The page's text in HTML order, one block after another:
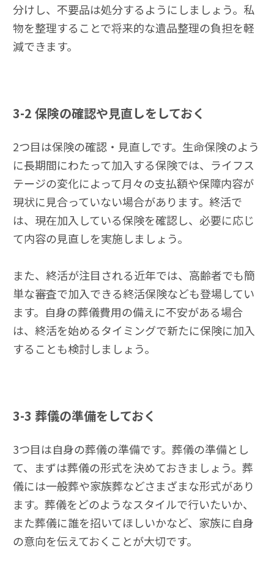
分けし、不要品は処分するようにしましょう。私
物を整理することで将来的な遺品整理の負担を軽
減できます。
3-2 保険の確認や見直しをしておく
2つ目は保険の確認・見直しです。生命保険のよう
に長期間にわたって加入する保険では、ライフス
テージの変化によって月々の支払額や保障内容が
現状に見合っていない場合があります。終活で
は、現在加入している保険を確認し、必要に応じ
て内容の見直しを実施しましょう。
また、終活が注目される近年では、高齢者でも簡
単な審査で加入できる終活保険なども登場してい
ます。自身の葬儀費用の備えに不安がある場合
は、終活を始めるタイミングで新たに保険に加入
することも検討しましょう。
3-3 葬儀の準備をしておく
3つ目は自身の葬儀の準備です。葬儀の準備とし
て、まずは葬儀の形式を決めておきましょう。葬
儀には一般葬や家族葬などさまざまな形式があり
ます。葬儀をどのようなスタイルで行いたいか、
また葬儀に誰を招いてほしいかなど、家族に自身
の意向を伝えておくことが大切です。